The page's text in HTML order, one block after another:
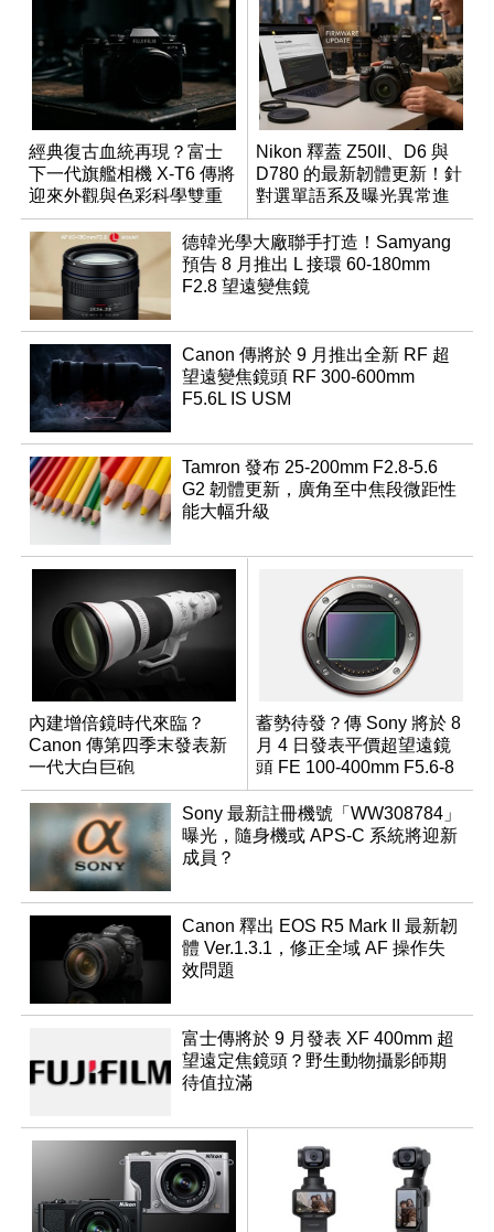
經典復古血統再現？富士
下一代旗艦相機 X-T6 傳將
迎來外觀與色彩科學雙重
優化
Nikon 釋蓋 Z50II、D6 與
D780 的最新韌體更新！針
對選單語系及曝光異常進
行修復
德韓光學大廠聯手打造！Samyang
預告 8 月推出 L 接環 60-180mm
F2.8 望遠變焦鏡
Canon 傳將於 9 月推出全新 RF 超
望遠變焦鏡頭 RF 300-600mm
F5.6L IS USM
Tamron 發布 25-200mm F2.8-5.6
G2 韌體更新，廣角至中焦段微距性
能大幅升級
內建增倍鏡時代來臨？
Canon 傳第四季末發表新
一代大白巨砲
蓄勢待發？傳 Sony 將於 8
月 4 日發表平價超望遠鏡
頭 FE 100-400mm F5.6-8
Sony 最新註冊機號「WW308784」
曝光，隨身機或 APS-C 系統將迎新
成員？
Canon 釋出 EOS R5 Mark II 最新韌
體 Ver.1.3.1，修正全域 AF 操作失
效問題
富士傳將於 9 月發表 XF 400mm 超
望遠定焦鏡頭？野生動物攝影師期
待值拉滿